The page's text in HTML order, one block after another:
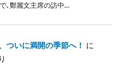
､鄭麗文主席の訪中…
ついに満開の季節へ！ に